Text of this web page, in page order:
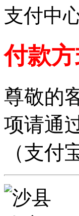
支付中
付款
尊敬的
项请通
（支付